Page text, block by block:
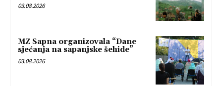
03.08.2026
MZ Sapna organizovala “Dane
sjećanja na sapanjske šehide”
03.08.2026